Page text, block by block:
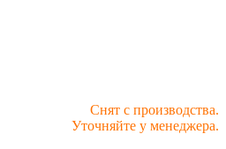
Снят с производства.
Уточняйте у менеджера.